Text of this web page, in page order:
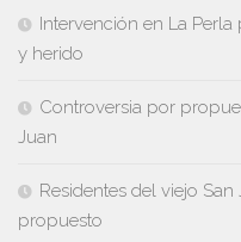
Intervención en La
y herido
Controversia por
Juan
Residentes del viejo
propuesto